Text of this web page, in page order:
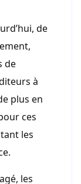
de
de
à
plus en
ces
les
les